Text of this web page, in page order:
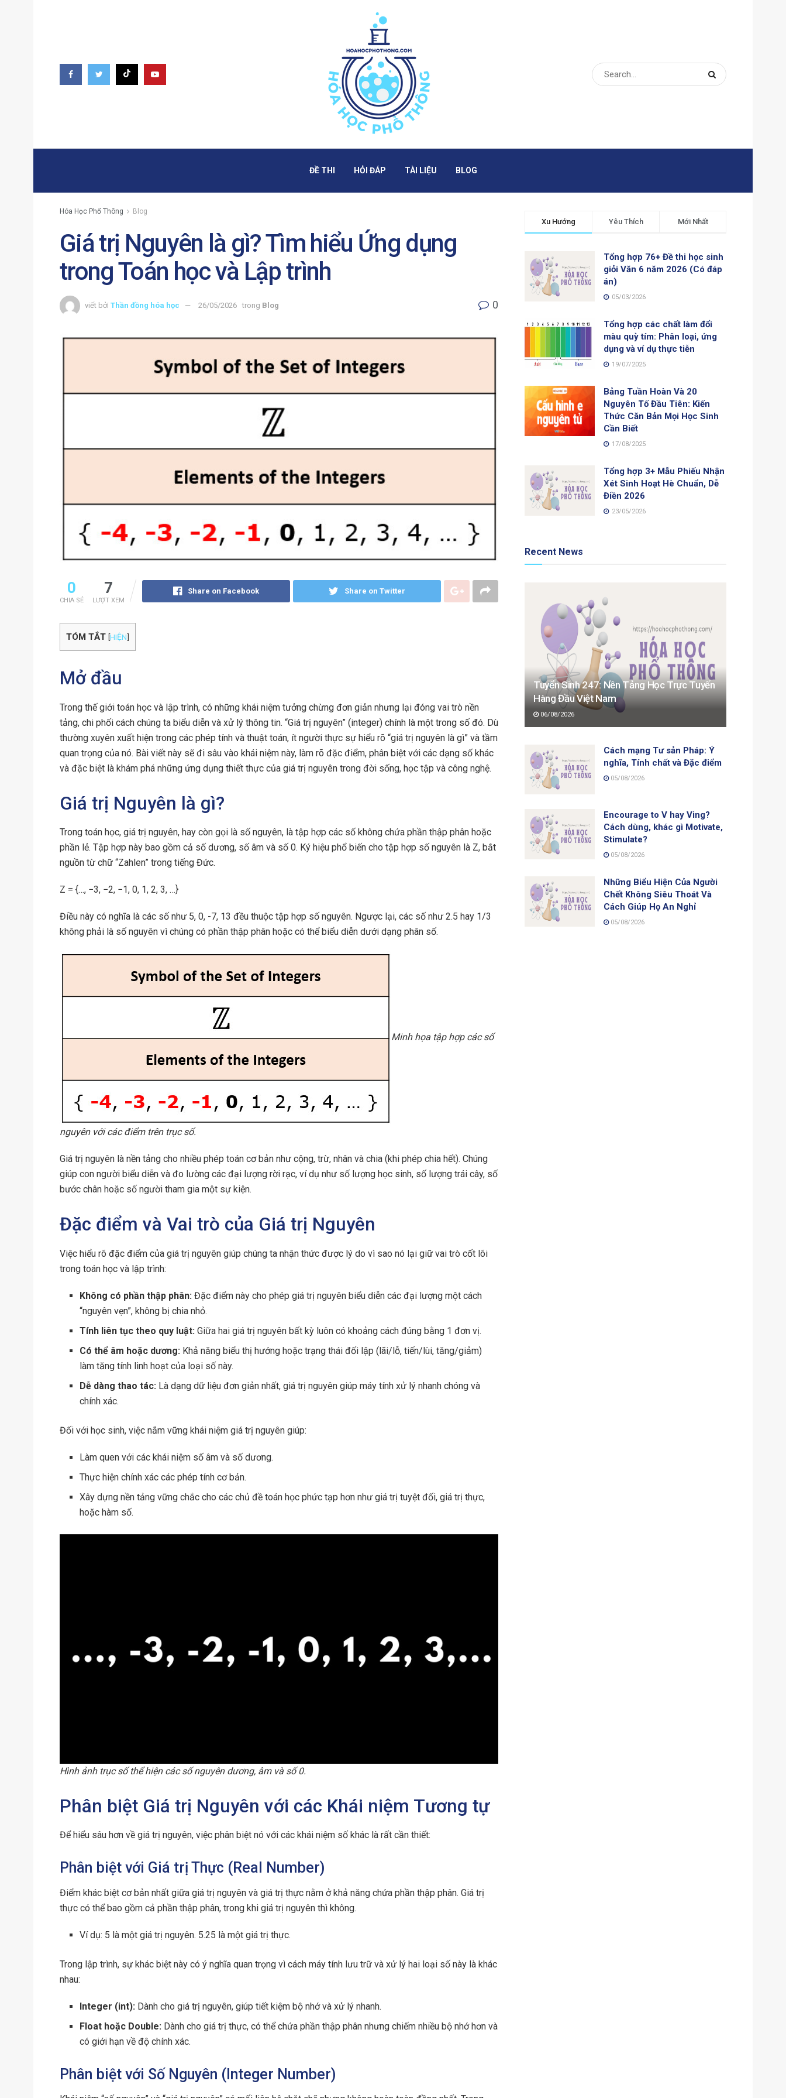
ĐỀ THI HỎI ĐÁP TÀI LIỆU BLOG
Hóa Học Phổ Thông Blog
Giá trị Nguyên là gì? Tìm hiểu Ứng dụng
trong Toán học và Lập trình
viết bởi Thần đồng hóa học 26/05/2026 trong Blog 0
0
CHIA SẺ
7
LƯỢT XEM
Share on Facebook Share on Twitter
TÓM TẮT [HIỆN]
Mở đầu
Trong thế giới toán học và lập trình, có những khái niệm tưởng chừng đơn giản nhưng lại đóng vai trò nền
tảng, chi phối cách chúng ta biểu diễn và xử lý thông tin. “Giá trị nguyên” (integer) chính là một trong số đó. Dù
thường xuyên xuất hiện trong các phép tính và thuật toán, ít người thực sự hiểu rõ “giá trị nguyên là gì” và tầm
quan trọng của nó. Bài viết này sẽ đi sâu vào khái niệm này, làm rõ đặc điểm, phân biệt với các dạng số khác
và đặc biệt là khám phá những ứng dụng thiết thực của giá trị nguyên trong đời sống, học tập và công nghệ.
Giá trị Nguyên là gì?
Trong toán học, giá trị nguyên, hay còn gọi là số nguyên, là tập hợp các số không chứa phần thập phân hoặc
phần lẻ. Tập hợp này bao gồm cả số dương, số âm và số 0. Ký hiệu phổ biến cho tập hợp số nguyên là Z, bắt
nguồn từ chữ “Zahlen” trong tiếng Đức.
Z = {…, −3, −2, −1, 0, 1, 2, 3, …}
Điều này có nghĩa là các số như 5, 0, -7, 13 đều thuộc tập hợp số nguyên. Ngược lại, các số như 2.5 hay 1/3
không phải là số nguyên vì chúng có phần thập phân hoặc có thể biểu diễn dưới dạng phân số.
Minh họa tập hợp các số
nguyên với các điểm trên trục số.
Giá trị nguyên là nền tảng cho nhiều phép toán cơ bản như cộng, trừ, nhân và chia (khi phép chia hết). Chúng
giúp con người biểu diễn và đo lường các đại lượng rời rạc, ví dụ như số lượng học sinh, số lượng trái cây, số
bước chân hoặc số người tham gia một sự kiện.
Đặc điểm và Vai trò của Giá trị Nguyên
Việc hiểu rõ đặc điểm của giá trị nguyên giúp chúng ta nhận thức được lý do vì sao nó lại giữ vai trò cốt lõi
trong toán học và lập trình:
Không có phần thập phân: Đặc điểm này cho phép giá trị nguyên biểu diễn các đại lượng một cách
“nguyên vẹn”, không bị chia nhỏ.
Tính liên tục theo quy luật: Giữa hai giá trị nguyên bất kỳ luôn có khoảng cách đúng bằng 1 đơn vị.
Có thể âm hoặc dương: Khả năng biểu thị hướng hoặc trạng thái đối lập (lãi/lỗ, tiến/lùi, tăng/giảm)
làm tăng tính linh hoạt của loại số này.
Dễ dàng thao tác: Là dạng dữ liệu đơn giản nhất, giá trị nguyên giúp máy tính xử lý nhanh chóng và
chính xác.
Đối với học sinh, việc nắm vững khái niệm giá trị nguyên giúp:
Làm quen với các khái niệm số âm và số dương.
Thực hiện chính xác các phép tính cơ bản.
Xây dựng nền tảng vững chắc cho các chủ đề toán học phức tạp hơn như giá trị tuyệt đối, giá trị thực,
hoặc hàm số.
Hình ảnh trục số thể hiện các số nguyên dương, âm và số 0.
Phân biệt Giá trị Nguyên với các Khái niệm Tương tự
Để hiểu sâu hơn về giá trị nguyên, việc phân biệt nó với các khái niệm số khác là rất cần thiết:
Phân biệt với Giá trị Thực (Real Number)
Điểm khác biệt cơ bản nhất giữa giá trị nguyên và giá trị thực nằm ở khả năng chứa phần thập phân. Giá trị
thực có thể bao gồm cả phần thập phân, trong khi giá trị nguyên thì không.
Ví dụ: 5 là một giá trị nguyên. 5.25 là một giá trị thực.
Trong lập trình, sự khác biệt này có ý nghĩa quan trọng vì cách máy tính lưu trữ và xử lý hai loại số này là khác
nhau:
Integer (int): Dành cho giá trị nguyên, giúp tiết kiệm bộ nhớ và xử lý nhanh.
Float hoặc Double: Dành cho giá trị thực, có thể chứa phần thập phân nhưng chiếm nhiều bộ nhớ hơn và
có giới hạn về độ chính xác.
Phân biệt với Số Nguyên (Integer Number)
Xu Hướng Yêu Thích Mới Nhất
Tổng hợp 76+ Đề thi học sinh
giỏi Văn 6 năm 2026 (Có đáp
án)
05/03/2026
Tổng hợp các chất làm đổi
màu quỳ tím: Phân loại, ứng
dụng và ví dụ thực tiễn
19/07/2025
Bảng Tuần Hoàn Và 20
Nguyên Tố Đầu Tiên: Kiến
Thức Căn Bản Mọi Học Sinh
Cần Biết
17/08/2025
Tổng hợp 3+ Mẫu Phiếu Nhận
Xét Sinh Hoạt Hè Chuẩn, Dễ
Điền 2026
23/05/2026
Recent News
Tuyển Sinh 247: Nền Tảng Học Trực Tuyến
Hàng Đầu Việt Nam
06/08/2026
Cách mạng Tư sản Pháp: Ý
nghĩa, Tính chất và Đặc điểm
05/08/2026
Encourage to V hay Ving?
Cách dùng, khác gì Motivate,
Stimulate?
05/08/2026
Những Biểu Hiện Của Người
Chết Không Siêu Thoát Và
Cách Giúp Họ An Nghỉ
05/08/2026